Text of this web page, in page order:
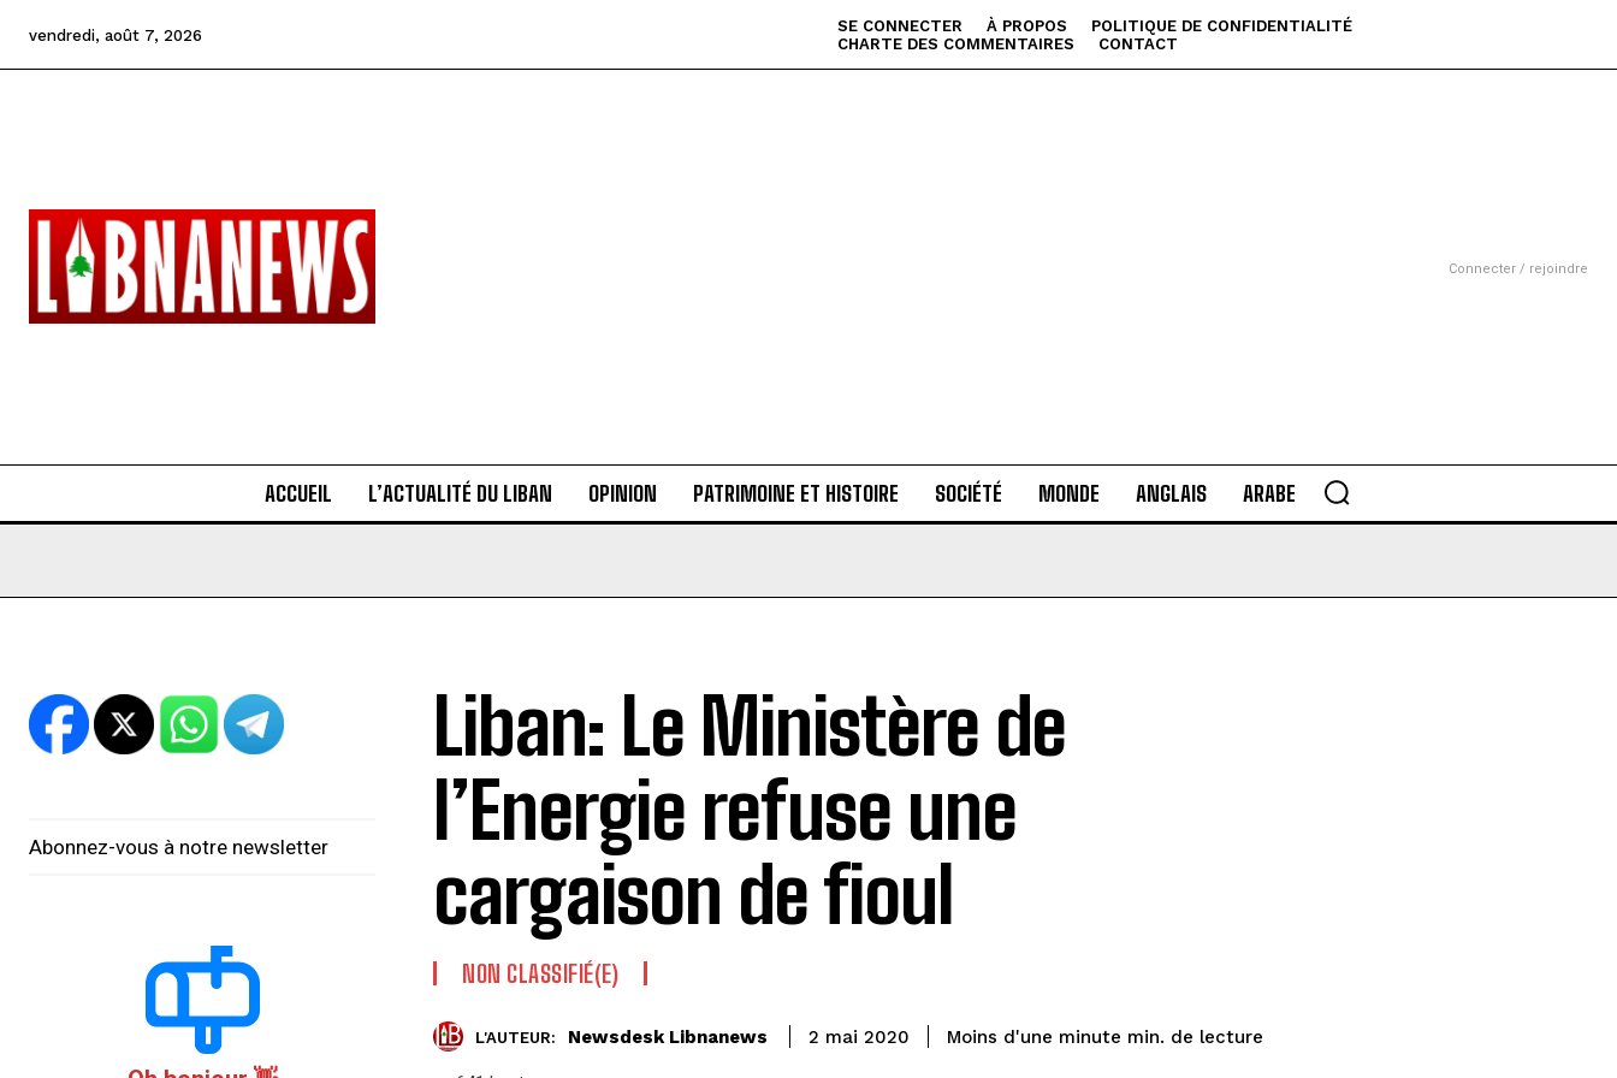
vendredi, août 7, 2026 SE CONNECTER À PROPOS
POLITIQUE DE CONFIDENTIALITÉ
CHARTE DES COMMENTAIRES
CONTACT
Connecter / rejoindre
ACCUEIL L’ACTUALITÉ DU LIBAN OPINION PATRIMOINE ET HISTOIRE SOCIÉTÉ MONDE ANGLAIS ARABE
Abonnez-vous à notre newsletter
Liban: Le Ministère de
l’Energie refuse une
cargaison de fioul
NON CLASSIFIÉ(E)
L'AUTEUR: Newsdesk Libnanews 2 mai 2020 Moins d'une minute min. de lecture